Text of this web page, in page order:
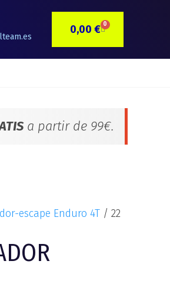
0,00 € 0CARRITO
a partir de 99€.
escape Enduro 4T / 22